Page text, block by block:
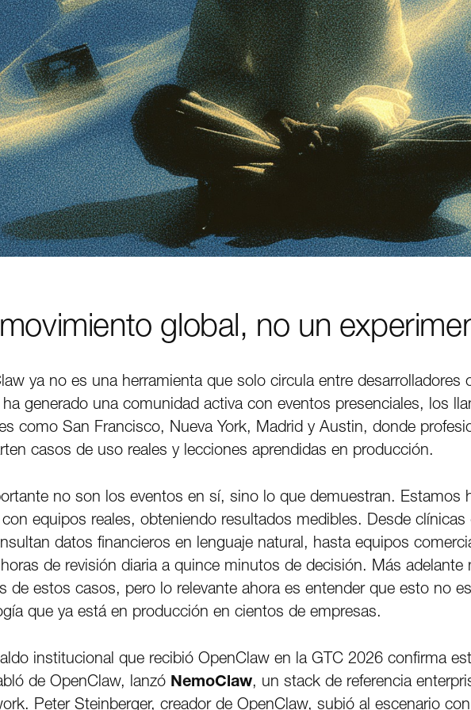
global, no un
ya no es una herramienta que solo circula entre
generado una comunidad activa con eventos presenciales, los
como San Francisco, Nueva York, Madrid y Austin, donde
casos de uso reales y lecciones aprendidas en producción.
no son los eventos en sí, sino lo que demuestran. Estamos
con equipos reales, obteniendo resultados medibles. Desde
datos financieros en lenguaje natural, hasta equipos
de revisión diaria a quince minutos de decisión. Más adelante
de estos casos, pero lo relevante ahora es entender que esto no
que ya está en producción en cientos de empresas.
institucional que recibió OpenClaw en la GTC 2026 confirma
de OpenClaw, lanzó NemoClaw, un stack de referencia
Peter Steinberger, creador de OpenClaw, subió al escenario